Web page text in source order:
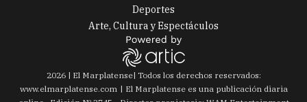
Deportes
Arte, Cultura y Espectáculos
2026| El Marplatense| Todos los derechos reservados:
www.elmarplatense.com
El Marplatense es una publicación diaria